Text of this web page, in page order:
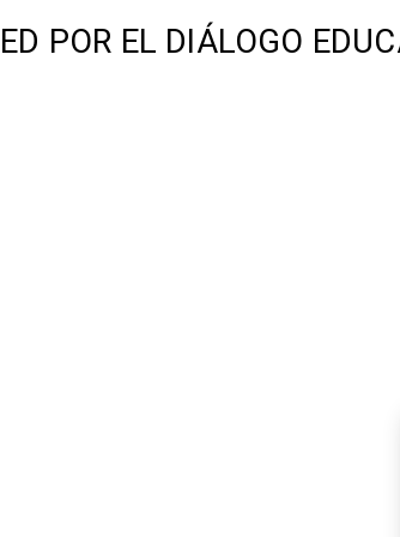
POR EL DIÁLOGO